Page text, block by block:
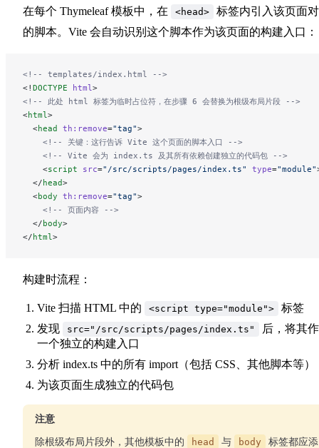
在每个 Thymeleaf 模板中，在 <head>
标签内引入该页面
的脚本。Vite 会自动识别这个脚本作为该页面的构建入口：
<!-- templates/index.html -->
<! DOCTYPE html >
<!-- 此处 html 标签为临时占位符，在步骤 6 会替换为根级布局片段 -->
<html >
  <
head th:remove="tag">
    <!-- 关键：这行告诉 Vite 这个页面的脚本入口 -->
    <!-- Vite 会为 index.ts 及其所有依赖创建独立的代码包 -->
    <
script src="/src/scripts/pages/index.ts" type="module"
  </
head>
  <
body th:remove="tag">
    <!-- 页面内容 -->
  </
body>
</html >
构建时流程：
Vite 扫描 HTML 中的 <script type="module">
标签
发现
src="/src/scripts/pages/index.ts"
后，将其
一个独立的构建入口
分析 index.ts 中的所有 import（包括 CSS、其他脚本等）
为该页面生成独立的代码包
注意
除根级布局片段外，其他模板中的 head 与 body
标签都应添